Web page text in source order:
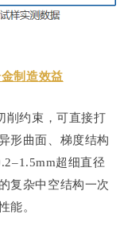
制造效益
削约束，可直接打
形曲面、梯度结构
超细直径
复杂中空结构一次
能。